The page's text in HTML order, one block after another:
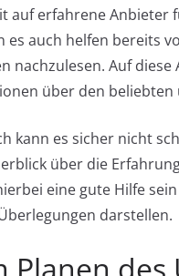
auf erfahrene Anbieter
es auch helfen bereits
nachzulesen. Auf
über den beliebten
kann es sicher nicht
über die
eine gute Hilfe
darstellen.
Planen